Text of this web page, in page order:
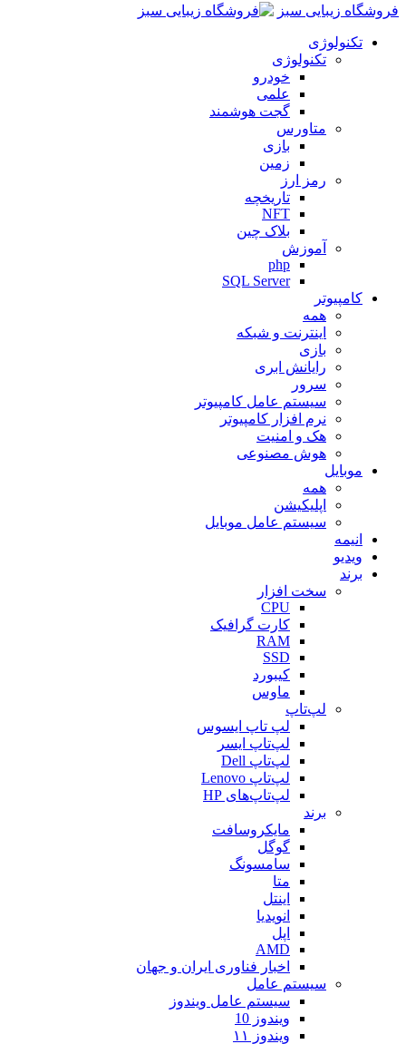
فروشگاه زیبایی سبز
تکنولوژی
تکنولوژی
خودرو
علمی
گجت هوشمند
متاورس
بازی
زمین
رمز ارز
تاریخچه
NFT
بلاک چین
آموزش
php
SQL Server
کامپیوتر
همه
اینترنت و شبکه
بازی
رایانش ابری
سرور
سیستم عامل کامپیوتر
نرم افزار کامپیوتر
هک و امنیت
هوش مصنوعی
موبایل
همه
اپلیکیشن
سیستم عامل موبایل
انیمه
ویدیو
برند
سخت افزار
CPU
کارت گرافیک
RAM
SSD
کیبورد
ماوس
لپ‌تاپ
لپ تاپ ایسوس
لپ‌تاپ ایسر
لپ‌تاپ Dell
لپ‌تاپ Lenovo
لپ‌تاپ‌های HP
برند
مایکروسافت
گوگل
سامسونگ
متا
اینتل
انویدیا
اپل
AMD
اخبار فناوری ایران و جهان
سیستم عامل
سیستم عامل ویندوز
ویندوز 10
ویندوز ۱۱